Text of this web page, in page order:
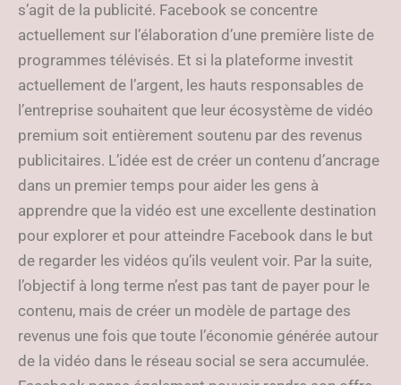
s’agit de la publicité. Facebook se concentre
actuellement sur l’élaboration d’une première liste de
programmes télévisés. Et si la plateforme investit
actuellement de l’argent, les hauts responsables de
l’entreprise souhaitent que leur écosystème de vidéo
premium soit entièrement soutenu par des revenus
publicitaires. L’idée est de créer un contenu d’ancrage
dans un premier temps pour aider les gens à
apprendre que la vidéo est une excellente destination
pour explorer et pour atteindre Facebook dans le but
de regarder les vidéos qu’ils veulent voir. Par la suite,
l’objectif à long terme n’est pas tant de payer pour le
contenu, mais de créer un modèle de partage des
revenus une fois que toute l’économie générée autour
de la vidéo dans le réseau social se sera accumulée.